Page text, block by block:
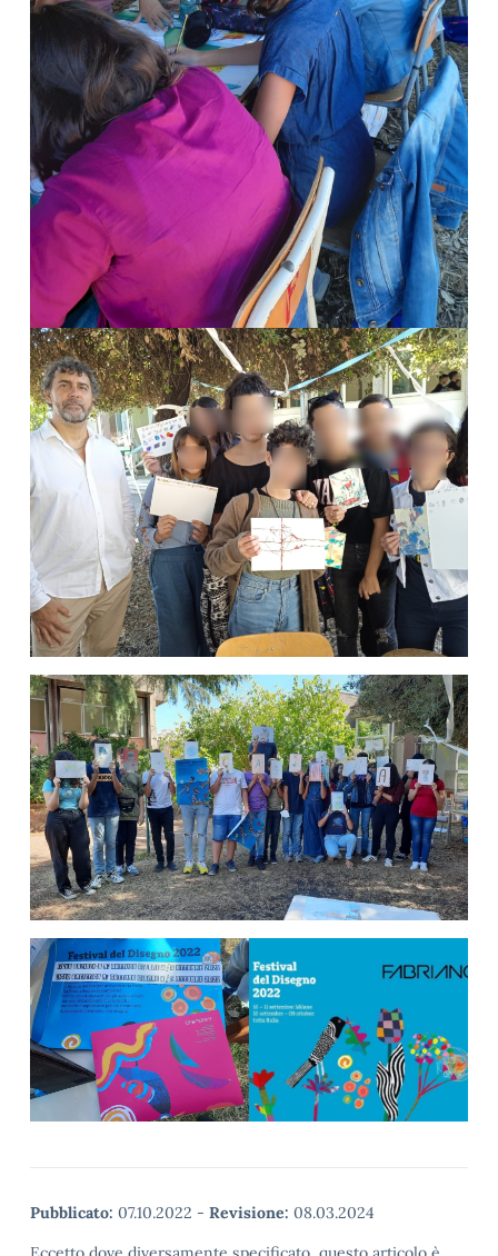
Pubblicato: 07.10.2022 - Revisione: 08.03.2024